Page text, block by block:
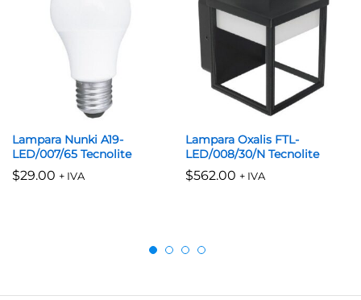
Lampara Nunki A19-
LED/007/65 Tecnolite
$29.00 + IVA
Lampara Oxalis FTL-
LED/008/30/N Tecnolite
$562.00 + IVA